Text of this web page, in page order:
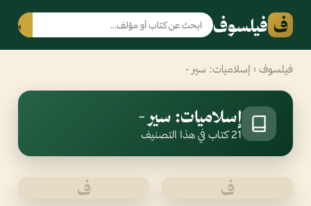
ف فيلسوف بحث
فيلسوف › إسلاميات: سير -
إسلاميات: سير -
21 كتاب في هذا التصنيف
ف ف